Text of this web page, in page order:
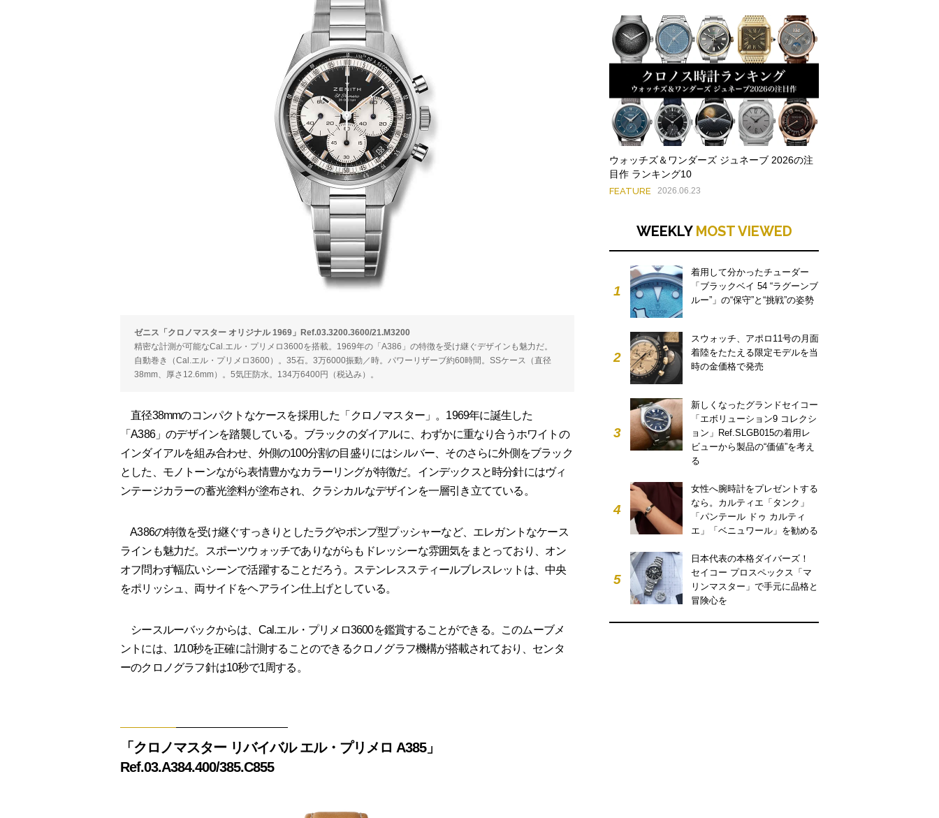
ゼニス「クロノマスター オリジナル 1969」Ref.03.3200.3600/21.M3200
精密な計測が可能なCal.エル・プリメロ3600を搭載。1969年の「A386」の特徴を受け継ぐデザインも魅力だ。
自動巻き（Cal.エル・プリメロ3600）。35石。3万6000振動／時。パワーリザーブ約60時間。SSケース（直径
38mm、厚さ12.6mm）。5気圧防水。134万6400円（税込み）。
直径38mmのコンパクトなケースを採用した「クロノマスター」。1969年に誕生した
「A386」のデザインを踏襲している。ブラックのダイアルに、わずかに重なり合うホワイトの
インダイアルを組み合わせ、外側の100分割の目盛りにはシルバー、そのさらに外側をブラック
とした、モノトーンながら表情豊かなカラーリングが特徴だ。インデックスと時分針にはヴィ
ンテージカラーの蓄光塗料が塗布され、クラシカルなデザインを一層引き立てている。
A386の特徴を受け継ぐすっきりとしたラグやポンプ型プッシャーなど、エレガントなケース
ラインも魅力だ。スポーツウォッチでありながらもドレッシーな雰囲気をまとっており、オン
オフ問わず幅広いシーンで活躍することだろう。ステンレススティールブレスレットは、中央
をポリッシュ、両サイドをヘアライン仕上げとしている。
シースルーバックからは、Cal.エル・プリメロ3600を鑑賞することができる。このムーブメ
ントには、1/10秒を正確に計測することのできるクロノグラフ機構が搭載されており、センタ
ーのクロノグラフ針は10秒で1周する。
「クロノマスター リバイバル エル・プリメロ A385」
Ref.03.A384.400/385.C855
ウォッチズ＆ワンダーズ ジュネーブ 2026の注
目作 ランキング10
FEATURE 2026.06.23
WEEKLY MOST VIEWED
1
着用して分かったチューダー
「ブラックベイ 54 “ラグーンブ
ルー”」の“保守”と“挑戦”の姿勢
2
スウォッチ、アポロ11号の月面
着陸をたたえる限定モデルを当
時の金価格で発売
3
新しくなったグランドセイコー
「エボリューション9 コレクシ
ョン」Ref.SLGB015の着用レ
ビューから製品の“価値”を考え
る
4
女性へ腕時計をプレゼントする
なら。カルティエ「タンク」
「パンテール ドゥ カルティ
エ」「ベニュワール」を勧める
5
日本代表の本格ダイバーズ！
セイコー プロスペックス「マ
リンマスター」で手元に品格と
冒険心を